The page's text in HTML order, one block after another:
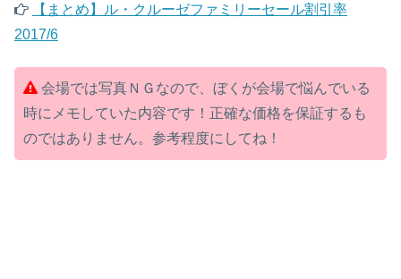
【まとめ】ル・クルーゼファミリーセール割引率
2017/6
会場では写真ＮＧなので、ぼくが会場で悩んでいる
時にメモしていた内容です！正確な価格を保証するも
のではありません。参考程度にしてね！